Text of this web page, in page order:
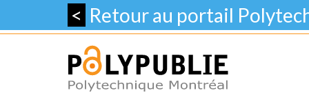
< Retour au portail